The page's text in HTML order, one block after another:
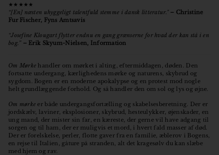
★★★★★
“[En] næsten uhyggeligt talentfuld stemme i dansk litteratur." – Christine
Fur Fischer, Fyns Amtsavis
“Josefine Klougart flytter endnu en gang grænserne for hvad der kan stå i en
bog.”– Erik Skyum-Nielsen, Information
Om Mørke handler om mørket i alting, eftermiddagen, døden. Den
fortsatte undergang, kærlighedens mørke og naturens, skybrud og
sygdom. Bogen er en moderne apokalypse og en protest mod nogle
helt grundlæggende forhold. Og så handler den om sol og lys og øjne.
Om mørke er både undergangsfortælling og skabelsesberetning. Der er
jordskælv, laviner, eksplosioner, skybrud, hesteulykker, øjenskader, en
ung mand, der mister sin far, en kæreste, der gerne vil have adgang til
sorgen og til ham, der er muligvis et mord, i hvert fald masser af død.
Der er forelskelse, perler, flotte gaver fra en familie, æblerov i Bogens,
en rejse til Italien, gåture på stranden, alt det kragesølv du kan slæbe
med hjem og rav.